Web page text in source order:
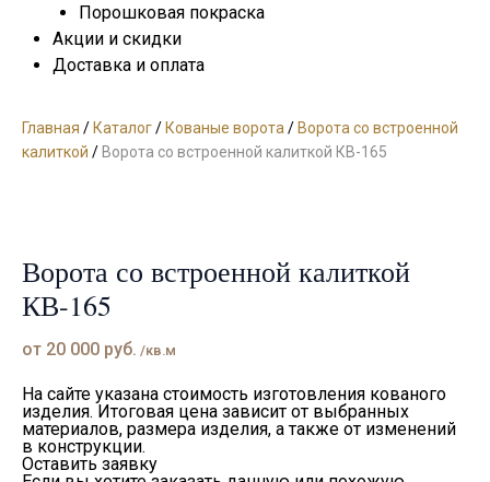
Порошковая покраска
Акции и скидки
Доставка и оплата
Главная /Каталог/Кованые ворота /Ворота со встроенной
калиткой /Ворота со встроенной калиткой КВ-165
Ворота со встроенной калиткой
КВ-165
от 20 000 руб. /кв.м
На сайте указана стоимость изготовления кованого
изделия. Итоговая цена зависит от выбранных
материалов, размера изделия, а также от изменений
в конструкции.
Оставить заявку